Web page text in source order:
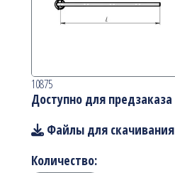
10875
Доступно для предзаказа
Файлы для скачивания
Количество: